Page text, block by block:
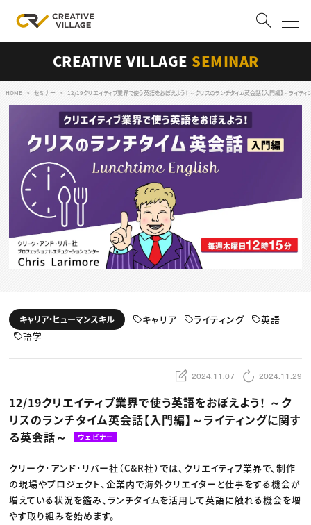
ログイン 会員登録
RECRUIT
クリエイター求人を探す
CREATIVE JOB求人検索
特集求人
採用説明会
転職支援サービス
スキルアップしたい！
動画配信・映像制作
編集・ライティング
マーケティング
業界解説・キャリア事情
TOP Creator’s コラム トップ
Webクリエイター
アプリクリエイター
映像クリエイター
C＆R Magazine
セミナー
ニュース・トレンド
Web
映像
ゲーム・エンタメ
広告
出版
プロフェッショナル×つながる×メディア
CREATIVE VILLAGE SEMINAR
HOME セミナー 12/19クリエイティブ業界で使う英語をおぼえよう！ ～クリスのランチタイム英会話【入門編】～ライテ
キャリア・ヒューマンスキル キャリア ライティング
英語
語学
2024.11.07 2024.11.29
12/19クリエイティブ業界で使う英語をおぼえよう！ ～ク
リスのランチタイム英会話【入門編】～ライティングに関す
る英会話～
ウェビナー
クリーク･アンド･リバー社（C&R社）では、クリエイティブ業界で、制作
の現場やプロジェクト、企業内で海外クリエイターと仕事をする機会が
増えている状況を鑑み、ランチタイムを活用して英語に触れる機会を増
やす取り組みを始めます。